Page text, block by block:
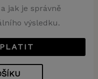
jak je správně
výsledku.